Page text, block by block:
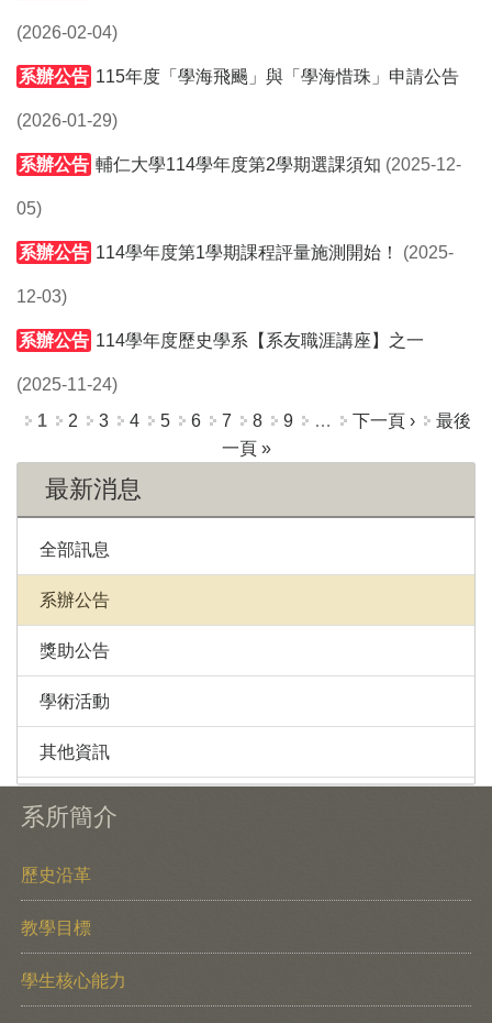
(2026-02-04)
系辦公告 115年度「學海飛颺」與「學海惜珠」申請公告
(2026-01-29)
系辦公告 輔仁大學114學年度第2學期選課須知 (2025-12-
05)
系辦公告 114學年度第1學期課程評量施測開始！ (2025-
12-03)
系辦公告 114學年度歷史學系【系友職涯講座】之一
(2025-11-24)
頁面
1 2 3 4 5 6 7 8 9 … 下一頁 ›
最後
一頁 »
最新消息
全部訊息
系辦公告
獎助公告
學術活動
其他資訊
系所簡介
歷史沿革
教學目標
學生核心能力